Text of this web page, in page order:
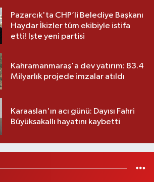
Pazarcık'ta CHP’li Belediye Başkanı
Haydar İkizler tüm ekibiyle istifa
etti! İşte yeni partisi
Kahramanmaraş'a dev yatırım: 83.4
Milyarlık projede imzalar atıldı
Karaaslan'ın acı günü: Dayısı Fahri
Büyüksakallı hayatını kaybetti